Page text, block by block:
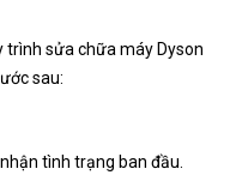
sửa chữa máy Dyson
sau:
tình trạng ban đầu.